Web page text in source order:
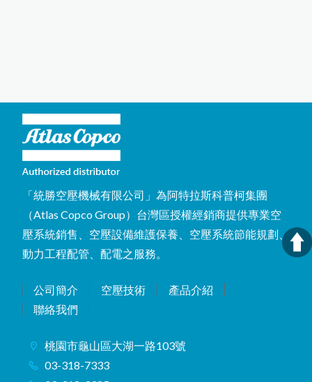
「統勝空壓機械有限公司」為阿特拉斯科普柯集團
（Atlas Copco Group）台灣區授權經銷商提供專業空
壓系統銷售、空壓設備維護保養、空壓系統節能規劃、
動力工程配管、配電之服務。
公司簡介 空壓技術
產品介紹
聯絡我們
桃園市龜山區大湖一路103號
03-318-7333